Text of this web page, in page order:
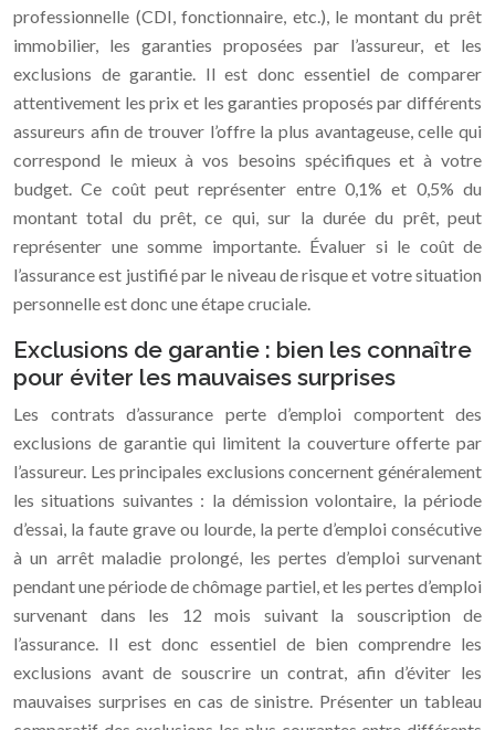
professionnelle (CDI, fonctionnaire, etc.), le montant du prêt
immobilier, les garanties proposées par l’assureur, et les
exclusions de garantie. Il est donc essentiel de comparer
attentivement les prix et les garanties proposés par différents
assureurs afin de trouver l’offre la plus avantageuse, celle qui
correspond le mieux à vos besoins spécifiques et à votre
budget. Ce coût peut représenter entre 0,1% et 0,5% du
montant total du prêt, ce qui, sur la durée du prêt, peut
représenter une somme importante. Évaluer si le coût de
l’assurance est justifié par le niveau de risque et votre situation
personnelle est donc une étape cruciale.
Exclusions de garantie : bien les connaître
pour éviter les mauvaises surprises
Les contrats d’assurance perte d’emploi comportent des
exclusions de garantie qui limitent la couverture offerte par
l’assureur. Les principales exclusions concernent généralement
les situations suivantes : la démission volontaire, la période
d’essai, la faute grave ou lourde, la perte d’emploi consécutive
à un arrêt maladie prolongé, les pertes d’emploi survenant
pendant une période de chômage partiel, et les pertes d’emploi
survenant dans les 12 mois suivant la souscription de
l’assurance. Il est donc essentiel de bien comprendre les
exclusions avant de souscrire un contrat, afin d’éviter les
mauvaises surprises en cas de sinistre. Présenter un tableau